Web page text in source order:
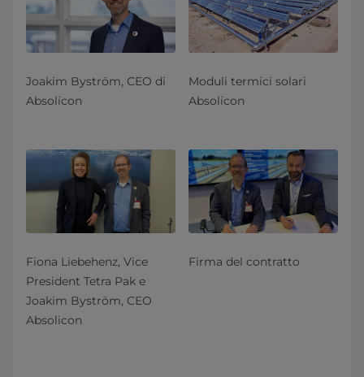
Joakim Byström, CEO di
Absolicon
Moduli termici solari
Absolicon
Fiona Liebehenz, Vice
President Tetra Pak e
Joakim Byström, CEO
Absolicon
Firma del contratto